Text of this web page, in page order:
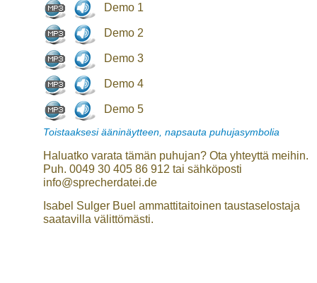
Demo 1
Demo 2
Demo 3
Demo 4
Demo 5
Toistaaksesi ääninäytteen, napsauta puhujasymbolia
Haluatko varata tämän puhujan? Ota yhteyttä meihin.
Puh. 0049 30 405 86 912 tai sähköposti
info@sprecherdatei.de
Isabel Sulger Buel ammattitaitoinen taustaselostaja
saatavilla välittömästi.